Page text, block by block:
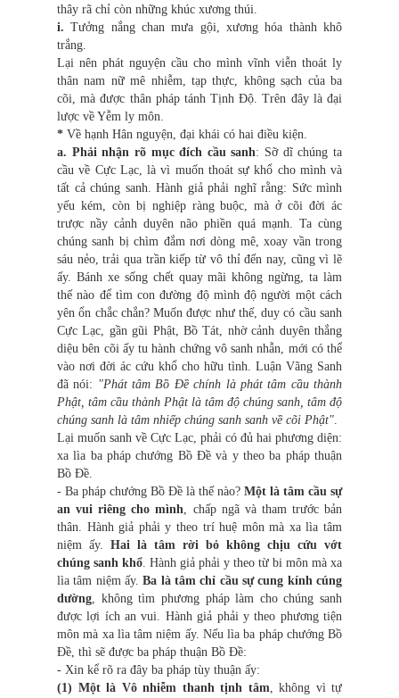
thây rã chỉ còn những khúc xương thúi.
i. Tưởng nắng chan mưa gội, xương hóa thành khô
trắng.
Lại nên phát nguyện cầu cho mình vĩnh viễn thoát ly
thân nam nữ mê nhiễm, tạp thực, không sạch của ba
cõi, mà được thân pháp tánh Tịnh Độ. Trên đây là đại
lược về Yễm ly môn.
* Về hạnh Hân nguyện, đại khái có hai điều kiện.
a. Phải nhận rõ mục đích cầu sanh: Sỡ dĩ chúng ta
cầu về Cực Lạc, là vì muốn thoát sự khổ cho mình và
tất cả chúng sanh. Hành giả phải nghĩ rằng: Sức mình
yếu kém, còn bị nghiệp ràng buộc, mà ở cõi đời ác
trược nầy cảnh duyên não phiền quá mạnh. Ta cùng
chúng sanh bị chìm đắm nơi dòng mê, xoay vần trong
sáu nẻo, trải qua trần kiếp từ vô thỉ đến nay, cũng vì lẽ
ấy. Bánh xe sống chết quay mãi không ngừng, ta làm
thế nào để tìm con đường độ mình độ người một cách
yên ổn chắc chắn? Muốn được như thế, duy có cầu sanh
Cực Lạc, gần gũi Phật, Bồ Tát, nhờ cảnh duyên thắng
diệu bên cõi ấy tu hành chứng vô sanh nhẫn, mới có thể
vào nơi đời ác cứu khổ cho hữu tình. Luận Vãng Sanh
đã nói: "Phát tâm Bồ Đề chính là phát tâm cầu thành
Phật, tâm cầu thành Phật là tâm độ chúng sanh, tâm độ
chúng sanh là tâm nhiếp chúng sanh sanh về cõi Phật".
Lại muốn sanh về Cực Lạc, phải có đủ hai phương diện:
xa lìa ba pháp chướng Bồ Đề và y theo ba pháp thuận
Bồ Đề.
- Ba pháp chướng Bồ Đề là thế nào? Một là tâm cầu sự
an vui riêng cho mình, chấp ngã và tham trước bản
thân. Hành giả phải y theo trí huệ môn mà xa lìa tâm
niệm ấy. Hai là tâm rời bỏ không chịu cứu vớt
chúng sanh khổ. Hành giả phải y theo từ bi môn mà xa
lìa tâm niệm ấy.Ba là tâm chỉ cầu sự cung kính cúng
dường, không tìm phương pháp làm cho chúng sanh
được lợi ích an vui. Hành giả phải y theo phương tiện
môn mà xa lìa tâm niệm ấy. Nếu lìa ba pháp chướng Bồ
Đề, thì sẽ được ba pháp thuận Bồ Đề:
- Xin kể rõ ra đây ba pháp tùy thuận ấy:
(1) Một là Vô nhiễm thanh tịnh tâm, không vì tự